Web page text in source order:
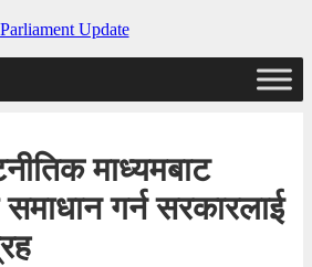
Parliament Update
माध्यमबाट
समाधान गर्न सरकारलाई